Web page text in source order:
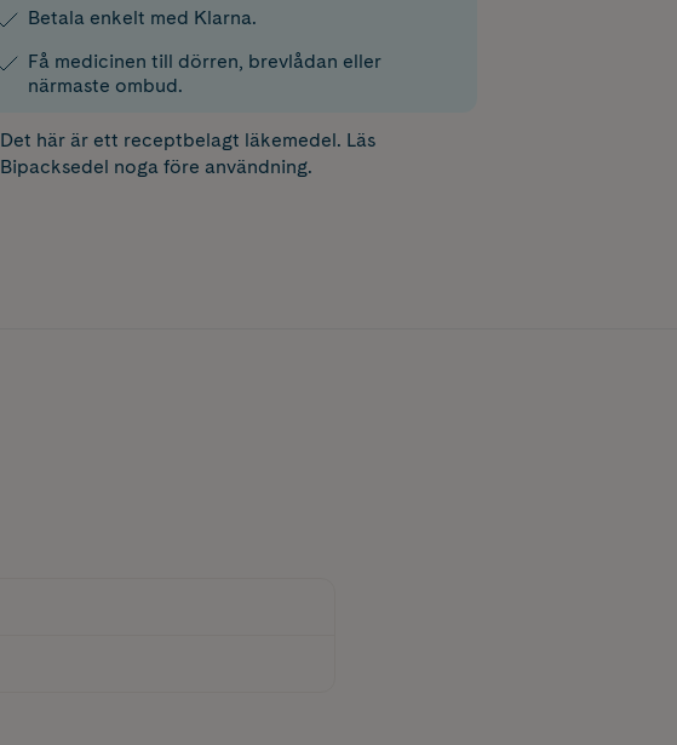
Betala enkelt med Klarna.
Få medicinen till dörren, brevlådan eller
närmaste ombud.
Det här är ett receptbelagt läkemedel. Läs
Bipacksedel noga före användning.